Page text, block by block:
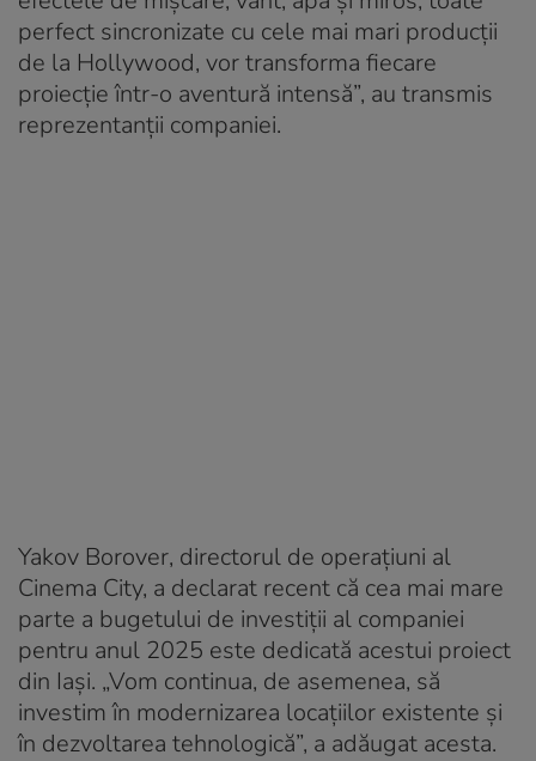
perfect sincronizate cu cele mai mari producții
de la Hollywood, vor transforma fiecare
proiecție într-o aventură intensă”, au transmis
reprezentanții companiei.
Yakov Borover, directorul de operațiuni al
Cinema City, a declarat recent că cea mai mare
parte a bugetului de investiții al companiei
pentru anul 2025 este dedicată acestui proiect
din Iași. „Vom continua, de asemenea, să
investim în modernizarea locațiilor existente și
în dezvoltarea tehnologică”, a adăugat acesta.